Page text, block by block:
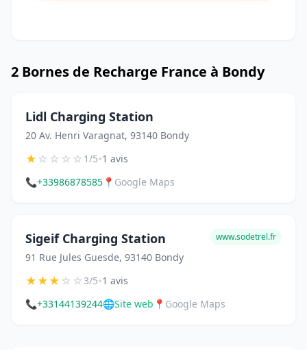
2 Bornes de Recharge France à Bondy
Lidl Charging Station
20 Av. Henri Varagnat, 93140 Bondy
★☆☆☆☆1/5•1 avis
📞+33986878585 📍 Google Maps
Sigeif Charging Station
91 Rue Jules Guesde, 93140 Bondy
www.sodetrel.fr
★★★☆☆3/5•1 avis
📞+33144139244🌐Site web 📍 Google Maps